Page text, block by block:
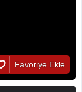
Favoriye Ekle